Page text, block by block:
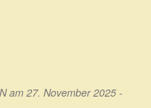
am 27. November 2025 -